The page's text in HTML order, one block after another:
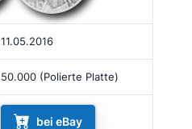
11.05.2016
50.000 (Polierte Platte)
bei eBay